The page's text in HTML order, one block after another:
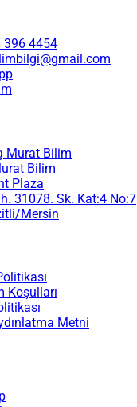
396 4454
Murat Bilim
Bilim
Plaza
31078. Sk. Kat:4 No:7
Mersin
Koşulları
Metni